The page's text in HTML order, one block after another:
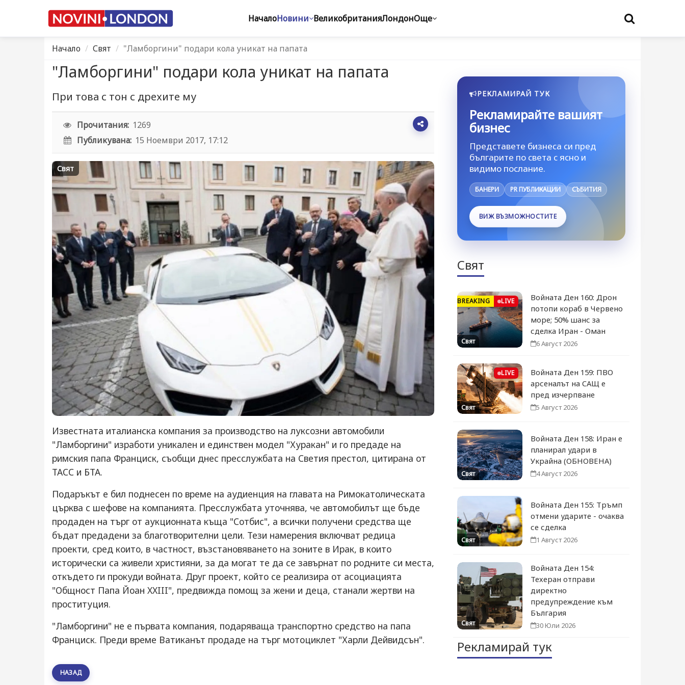
НачалоНовини ВеликобританияЛондонОще
Начало Свят "Ламборгини" подари кола уникат на папата
"Ламборгини" подари кола уникат на папата
При това с тон с дрехите му
Прочитания: 1269
Публикувана: 15 Ноември 2017, 17:12
Свят
Известната италианска компания за производство на луксозни автомобили
"Ламборгини" изработи уникален и единствен модел "Хуракан" и го предаде на
римския папа Франциск, съобщи днес пресслужбата на Светия престол, цитирана от
ТАСС и БТА.
Подаръкът е бил поднесен по време на аудиенция на главата на Римокатолическата
църква с шефове на компанията. Пресслужбата уточнява, че автомобилът ще бъде
продаден на търг от аукционната къща "Сотбис", а всички получени средства ще
бъдат предадени за благотворителни цели. Тези намерения включват редица
проекти, сред които, в частност, възстановяването на зоните в Ирак, в които
исторически са живели християни, за да могат те да се завърнат по родните си места,
откъдето ги прокуди войната. Друг проект, който се реализира от асоциацията
"Общност Папа Йоан XXIII", предвижда помощ за жени и деца, станали жертви на
проституция.
"Ламборгини" не е първата компания, подаряваща транспортно средство на папа
Франциск. Преди време Ватиканът продаде на търг мотоциклет "Харли Дейвидсън".
НАЗАД
РЕКЛАМИРАЙ ТУК
Рекламирайте вашият
бизнес
Представете бизнеса си пред
българите по света с ясно и
видимо послание.
БАНЕРИ PR ПУБЛИКАЦИИ СЪБИТИЯ
ВИЖ ВЪЗМОЖНОСТИТЕ
Свят
BREAKING LIVE
Свят
Войната Ден 160: Дрон
потопи кораб в Червено
море; 50% шанс за
сделка Иран - Оман
6 Август 2026
LIVE
Свят
Войната Ден 159: ПВО
арсеналът на САЩ е
пред изчерпване
5 Август 2026
Свят
Войната Ден 158: Иран е
планирал удари в
Украйна (ОБНОВЕНА)
4 Август 2026
Свят
Войната Ден 155: Тръмп
отмени ударите - очаква
се сделка
1 Август 2026
Свят
Войната Ден 154:
Техеран отправи
директно
предупреждение към
България
30 Юли 2026
Рекламирай тук